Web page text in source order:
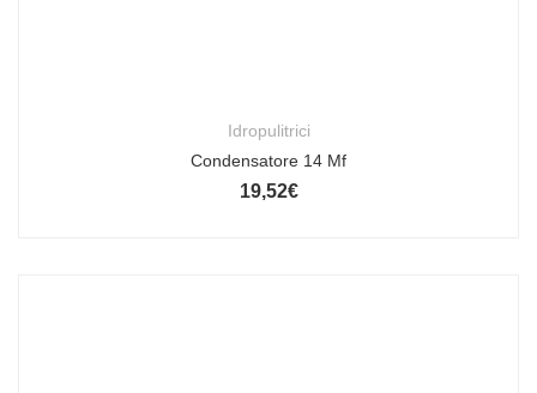
Idropulitrici
Condensatore 14 Mf
19,52€